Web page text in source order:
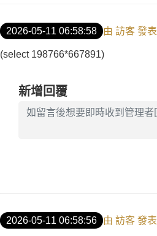
2026-05-11 06:58:58 由 訪客 發表
(select 198766*667891)
新增回覆
2026-05-11 06:58:56 由 訪客 發表